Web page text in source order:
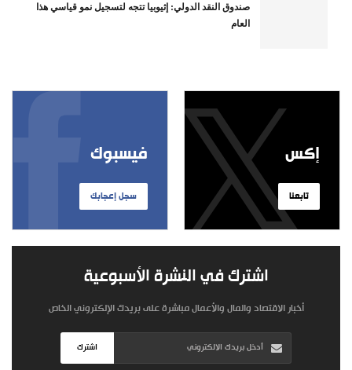
صندوق النقد الدولي: إثيوبيا تتجه لتسجيل نمو قياسي هذا
العام
فيسبوك
سجل إعجابك
إكس
تابعنا
اشترك في النشرة الأسبوعية
أخبار الاقتصاد والمال والأعمال مباشرة على بريدك الإلكتروني الخاص
اشترك